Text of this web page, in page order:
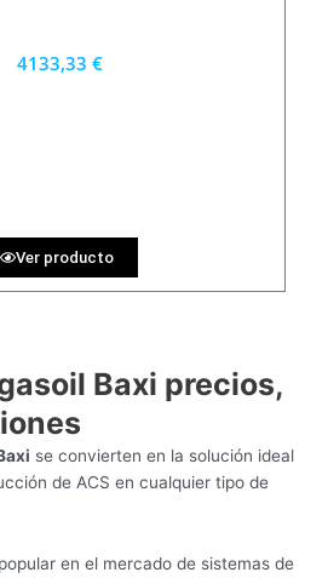
4133,33 €
Ver producto
Baxi precios,
se convierten en la solución ideal
de ACS en cualquier tipo de
en el mercado de sistemas de